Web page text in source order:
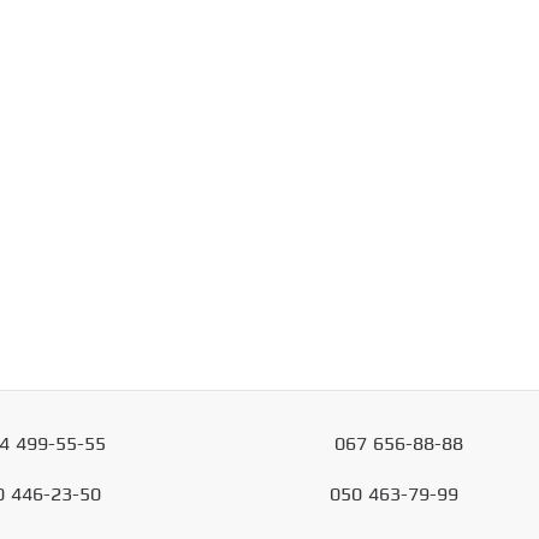
499-55-55
446-23-50
067 656-88-88
050 463-79-99